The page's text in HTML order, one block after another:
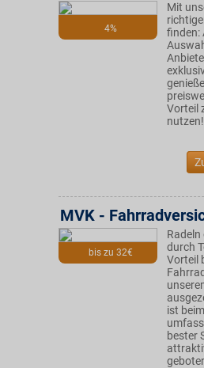
4%
Mit
finden:
Vorteil
nutzen!
bis zu 32€
MVK -
Radeln
durch
Vorteil
ist
bester